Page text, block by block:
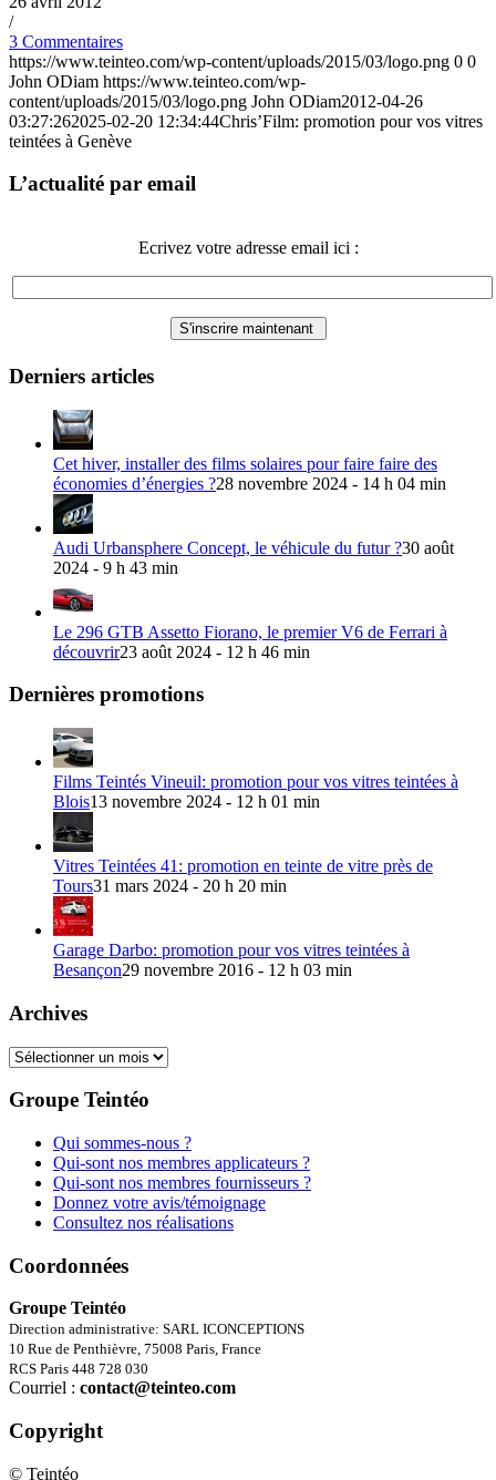
/
3 Commentaires
https://www.teinteo.com/wp-content/uploads/2015/03/logo.png 0 0
John ODiam https://www.teinteo.com/wp-
content/uploads/2015/03/logo.png John ODiam2012-04-26
03:27:262025-02-20 12:34:44Chris’Film: promotion pour vos vitres
teintées à Genève
L’actualité par email
Ecrivez votre adresse email ici :
Derniers articles
Cet hiver, installer des films solaires pour faire faire des
économies d’énergies ?28 novembre 2024 - 14 h 04 min
Audi Urbansphere Concept, le véhicule du futur ?30 août
2024 - 9 h 43 min
Le 296 GTB Assetto Fiorano, le premier V6 de Ferrari à
découvrir23 août 2024 - 12 h 46 min
Dernières promotions
Films Teintés Vineuil: promotion pour vos vitres teintées à
Blois13 novembre 2024 - 12 h 01 min
Vitres Teintées 41: promotion en teinte de vitre près de
Tours31 mars 2024 - 20 h 20 min
Garage Darbo: promotion pour vos vitres teintées à
Besançon29 novembre 2016 - 12 h 03 min
Archives
Archives
Groupe Teintéo
Qui sommes-nous ?
Qui-sont nos membres applicateurs ?
Qui-sont nos membres fournisseurs ?
Donnez votre avis/témoignage
Consultez nos réalisations
Coordonnées
Groupe Teintéo
Direction administrative: SARL ICONCEPTIONS
10 Rue de Penthièvre, 75008 Paris, France
RCS Paris 448 728 030
Courriel : contact@teinteo.com
Copyright
© Teintéo